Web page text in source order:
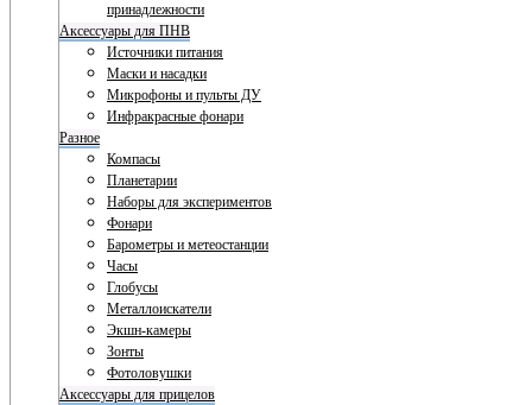
принадлежности
Аксессуары для ПНВ
Источники питания
Маски и насадки
Микрофоны и пульты ДУ
Инфракрасные фонари
Разное
Компасы
Планетарии
Наборы для экспериментов
Фонари
Барометры и метеостанции
Часы
Глобусы
Металлоискатели
Экшн-камеры
Зонты
Фотоловушки
Аксессуары для прицелов